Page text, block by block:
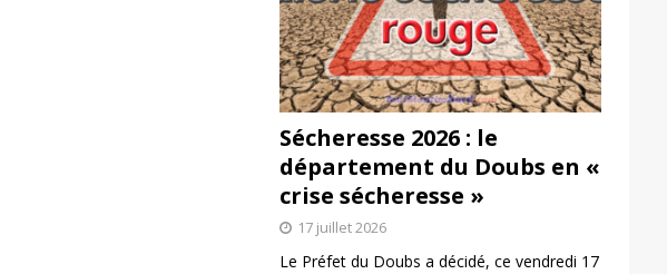
Sécheresse 2026 : le
département du Doubs en «
crise sécheresse »
17 juillet 2026
Le Préfet du Doubs a décidé, ce vendredi 17